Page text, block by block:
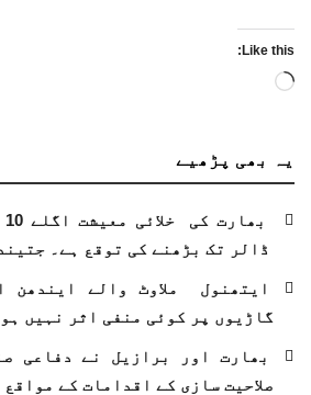
Like this:
Loading…
یہ بھی پڑھیے
ڈالر تک بڑھنے کی توقع ہے۔
ایتھنول ملاوٹ والے ایندھن
گاڑیوں پر کوئی منفی اثر نہیں
بھارت اور برازیل نے دفاعی
صلاحیت سازی کے اقدامات کے